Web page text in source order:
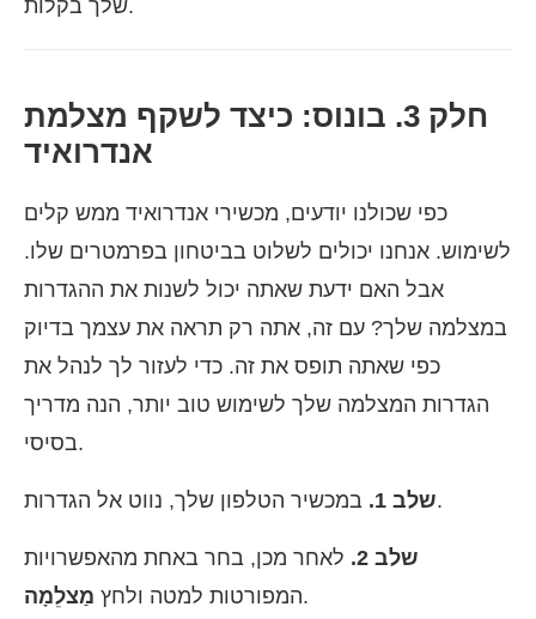
שלך בקלות.
חלק 3. בונוס: כיצד לשקף מצלמת
אנדרואיד
כפי שכולנו יודעים, מכשירי אנדרואיד ממש קלים
לשימוש. אנחנו יכולים לשלוט בביטחון בפרמטרים שלו.
אבל האם ידעת שאתה יכול לשנות את ההגדרות
במצלמה שלך? עם זה, אתה רק תראה את עצמך בדיוק
כפי שאתה תופס את זה. כדי לעזור לך לנהל את
הגדרות המצלמה שלך לשימוש טוב יותר, הנה מדריך
בסיסי.
שלב 1.במכשיר הטלפון שלך, נווט אל הגדרות.
שלב 2.
לאחר מכן, בחר באחת מהאפשרויות
המפורטות למטה ולחץ מַצלֵמָה .